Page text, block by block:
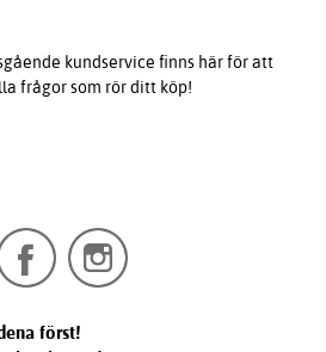
kundservice finns här för att
frågor som rör ditt köp!
först!